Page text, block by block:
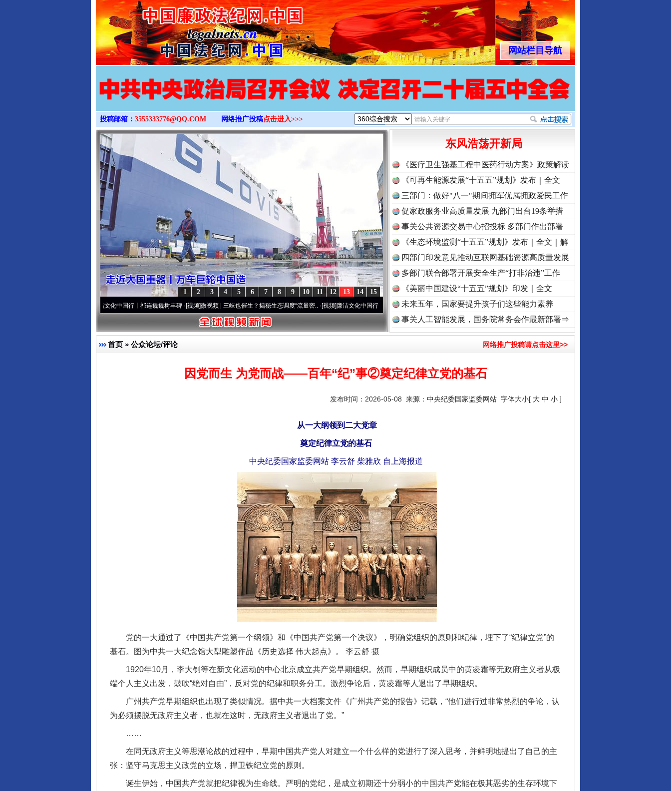
>
网站栏目导航
投稿邮箱： 3555333776@QQ.COM 网络推广投稿点击进入>>>
15
14
13
12
11
10
9
8
7
6
5
4
3
2
1
廉洁文化中国行丨祁连巍巍树丰碑·[视频]微视频 | 三峡也催生？揭秘生态调度“流量密..·[视频]廉洁文化中国行 | 遵义：雄关漫道展新颜..·[视频]衣柜里的秘密·[视频]深度关注丨春天里的科技盛宴
东风浩荡开新局
《医疗卫生强基工程中医药行动方案》政策解读
《可再生能源发展“十五五”规划》发布｜全文
三部门：做好"八一"期间拥军优属拥政爱民工作
促家政服务业高质量发展 九部门出台19条举措
事关公共资源交易中心招投标 多部门作出部署
《生态环境监测“十五五”规划》发布｜全文｜解
读
四部门印发意见推动互联网基础资源高质量发展
多部门联合部署开展安全生产“打非治违”工作
《美丽中国建设“十五五”规划》印发｜全文
未来五年，国家要提升孩子们这些能力素养
事关人工智能发展，国务院常务会作最新部署⇒
首页 » 公众论坛/评论 网络推广投稿请点击这里>>
因党而生 为党而战——百年“纪”事②奠定纪律立党的基石
发布时间：2026-05-08 来源： 中央纪委国家监委网站 字体大小[ 大 中 小 ]
从一大纲领到二大党章
奠定纪律立党的基石
中央纪委国家监委网站 李云舒 柴雅欣 自上海报道
党的一大通过了《中国共产党第一个纲领》和《中国共产党第一个决议》，明确党组织的原则和纪律，埋下了“纪律立党”的
基石。图为中共一大纪念馆大型雕塑作品《历史选择 伟大起点》。 李云舒 摄
1920年10月，李大钊等在新文化运动的中心北京成立共产党早期组织。然而，早期组织成员中的黄凌霜等无政府主义者从极
端个人主义出发，鼓吹“绝对自由”，反对党的纪律和职务分工。激烈争论后，黄凌霜等人退出了早期组织。
广州共产党早期组织也出现了类似情况。据中共一大档案文件《广州共产党的报告》记载，“他们进行过非常热烈的争论，认
为必须摆脱无政府主义者，也就在这时，无政府主义者退出了党。”
……
在同无政府主义等思潮论战的过程中，早期中国共产党人对建立一个什么样的党进行了深入思考，并鲜明地提出了自己的主
张：坚守马克思主义政党的立场，捍卫铁纪立党的原则。
诞生伊始，中国共产党就把纪律视为生命线。严明的党纪，是成立初期还十分弱小的中国共产党能在极其恶劣的生存环境下